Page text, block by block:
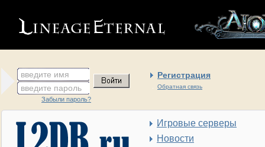
введите имя Регистрация
Обратная связь
введите пароль
Забыли пароль?
Игровые серверы
Новости